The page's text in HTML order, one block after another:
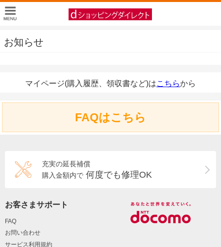
お知らせ
マイページ(購入履歴、領収書など)はこちらから
FAQはこちら
充実の延長補償
購入金額内で 何度でも修理OK
お客さまサポート
FAQ
お問い合わせ
サービス利用規約